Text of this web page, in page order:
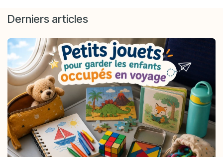
Derniers articles